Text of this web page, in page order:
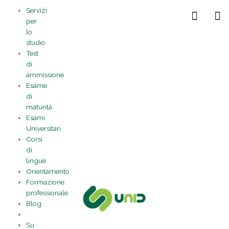
contenuto
Servizi
per
lo
studio
Test
di
ammissione
Esame
di
maturità
Esami
Universitari
Corsi
di
lingue
Orientamento
Formazione
professionale
Blog
Su